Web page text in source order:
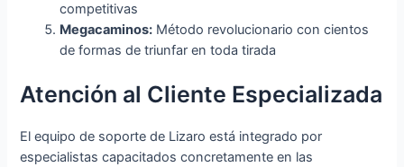
competitivas
Megacaminos: Método revolucionario con cientos
de formas de triunfar en toda tirada
Atención al Cliente Especializada
El equipo de soporte de Lizaro está integrado por
especialistas capacitados concretamente en las